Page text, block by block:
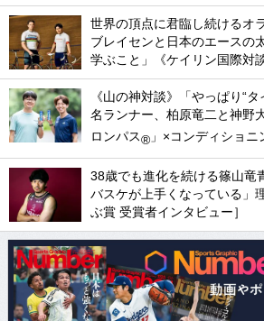
世界の頂点に君臨し続けるオ
ブレイセンと日本のエースの
学ぶこと」《ケイリン国際対
《山の神対談》「やっぱり“
名ランナー、柏原竜二と神野
ロンパス® 」×コンディショニ
38歳でも進化を続ける篠山竜
バスケが上手くなっている」
ぶ賞 受賞者インタビュー］